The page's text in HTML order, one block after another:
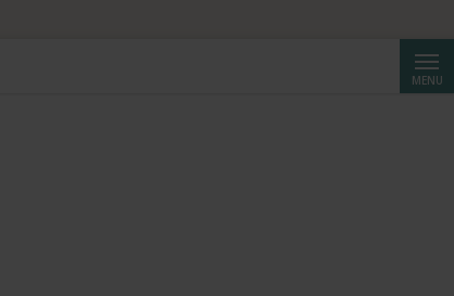
MENU